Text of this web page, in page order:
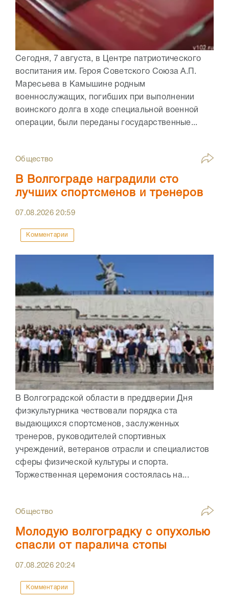
Сегодня, 7 августа, в Центре патриотического
воспитания им. Героя Советского Союза А.П.
Маресьева в Камышине родным
военнослужащих, погибших при выполнении
воинского долга в ходе специальной военной
операции, были переданы государственные...
Общество
В Волгограде наградили сто
лучших спортсменов и тренеров
07.08.202620:59
Комментарии
В Волгоградской области в преддверии Дня
физкультурника чествовали порядка ста
выдающихся спортсменов, заслуженных
тренеров, руководителей спортивных
учреждений, ветеранов отрасли и специалистов
сферы физической культуры и спорта.
Торжественная церемония состоялась на...
Общество
Молодую волгоградку с опухолью
спасли от паралича стопы
07.08.202620:24
Комментарии